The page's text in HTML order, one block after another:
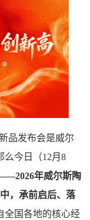
品发布会是威尔
么今日（12月8
年威尔斯陶
，承前启后、落
全国各地的核心经